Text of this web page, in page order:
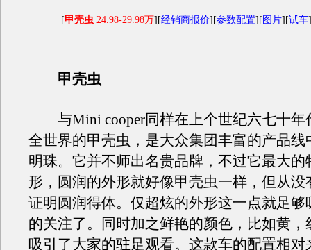
[甲壳虫24.98-29.98万][经销商报价][参数配置][ 图片][试车
甲壳虫
与Mini cooper同样在上个世纪六七十年
全世界的甲壳虫，是大众集团丰富的产品线
明珠。它并不师出名贵品牌，不过它最大的
形，圆润的外形就好像甲壳虫一样，但从没
证明圆润得体。仅超炫的外形这一点就足够
的关注了。同时加之鲜艳的颜色，比如黄，
吸引了大家的驻足观看。这款车的配置相对